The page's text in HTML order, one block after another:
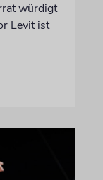
würdigt
Levit ist